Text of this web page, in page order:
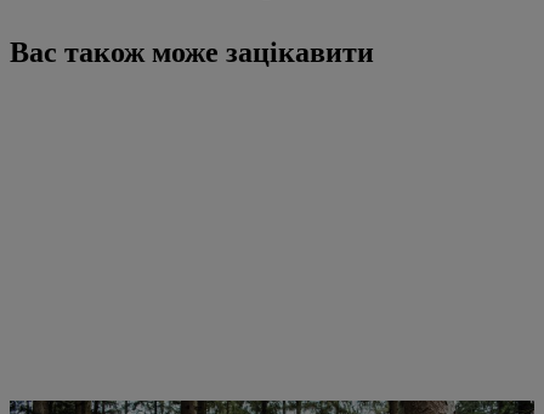
Вас також може зацікавити